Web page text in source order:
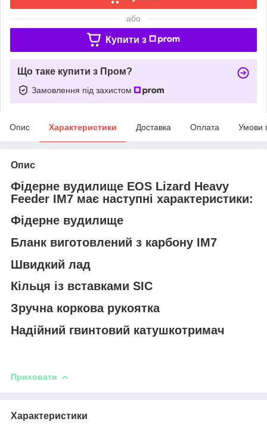
або
Купити з
Що таке купити з Пром?
Замовлення під захистом
Опис Характеристики Доставка Оплата Умови
Опис
Фідерне вудилище EOS Lizard Heavy
Feeder IM7 має наступні характеристики:
Фідерне вудилище
Бланк виготовлений з карбону IM7
Швидкий лад
Кільця із вставками SIC
Зручна коркова рукоятка
Надійний гвинтовий катушкотримач
Приховати
Характеристики